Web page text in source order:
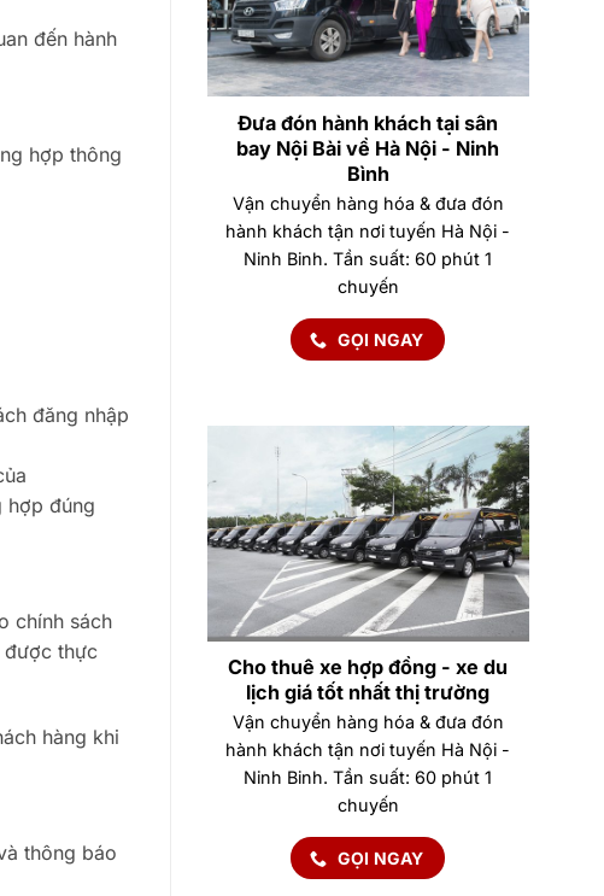
đến hành
hợp thông
đăng nhập
hợp đúng
chính sách
được thực
hàng khi
thông báo
Đưa đón hành khách tại sân
bay Nội Bài về Hà Nội - Ninh
Bình
Vận chuyển hàng hóa & đưa đón
hành khách tận nơi tuyến Hà Nội -
Ninh Binh. Tần suất: 60 phút 1
chuyến
GỌI NGAY
Cho thuê xe hợp đồng - xe du
lịch giá tốt nhất thị trường
Vận chuyển hàng hóa & đưa đón
hành khách tận nơi tuyến Hà Nội -
Ninh Binh. Tần suất: 60 phút 1
chuyến
GỌI NGAY